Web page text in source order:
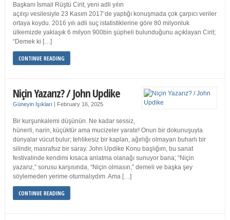
Başkanı İsmail Rüştü Cirit, yeni adli yılın
açılışı vesilesiyle 23 Kasım 2017’de yaptığı konuşmada çok çarpıcı veriler
ortaya koydu. 2016 yılı adli suç istatistiklerine göre 80 milyonluk
ülkemizde yaklaşık 6 milyon 900bin şüpheli bulunduğunu açıklayan Cirit;
“Demek ki […]
CONTINUE READING
Niçin Yazarız? / John Updike
Güneyin Işıkları | February 16, 2025
Bir kurşunkalemi düşünün. Ne kadar sessiz,
hünerli, narin, küçüktür ama mucizeler yaratır! Onun bir dokunuşuyla
dünyalar vücut bulur; tehlikesiz bir kaplan, ağırlığı olmayan buharlı bir
silindir, masrafsız bir saray. John Updike Konu başlığım, bu sanat
festivalinde kendimi kısaca anlatma olanağı sunuyor bana; “Niçin
yazarız,” sorusu karşısında, “Niçin olmasın,” demeli ve başka şey
söylemeden yerime oturmalıydım. Ama […]
CONTINUE READING